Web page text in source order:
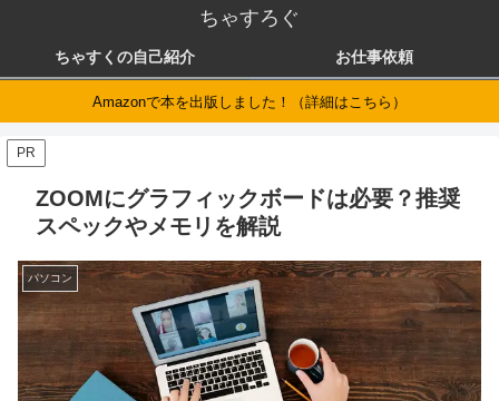
ちゃすろぐ
ちゃすくの自己紹介 お仕事依頼
Amazonで本を出版しました！（詳細はこちら）
PR
ZOOMにグラフィックボードは必要？推奨
スペックやメモリを解説
パソコン